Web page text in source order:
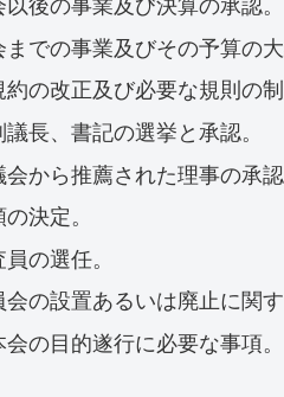
後の事業及び決算の承認。
までの事業及びその予算の大
の改正及び必要な規則の制
長、書記の選挙と承認。
から推薦された理事の承認
決定。
の選任。
の設置あるいは廃止に関す
の目的遂行に必要な事項。